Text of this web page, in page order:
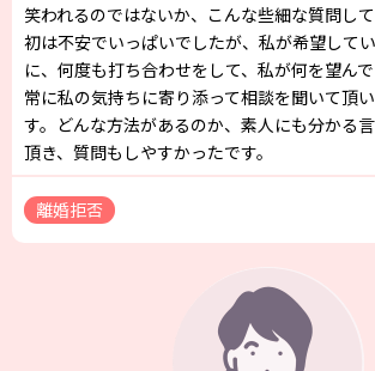
笑われるのではないか、こんな些細な質問し
初は不安でいっぱいでしたが、私が希望して
に、何度も打ち合わせをして、私が何を望んで
常に私の気持ちに寄り添って相談を聞いて頂
す。どんな方法があるのか、素人にも分かる
頂き、質問もしやすかったです。
離婚拒否